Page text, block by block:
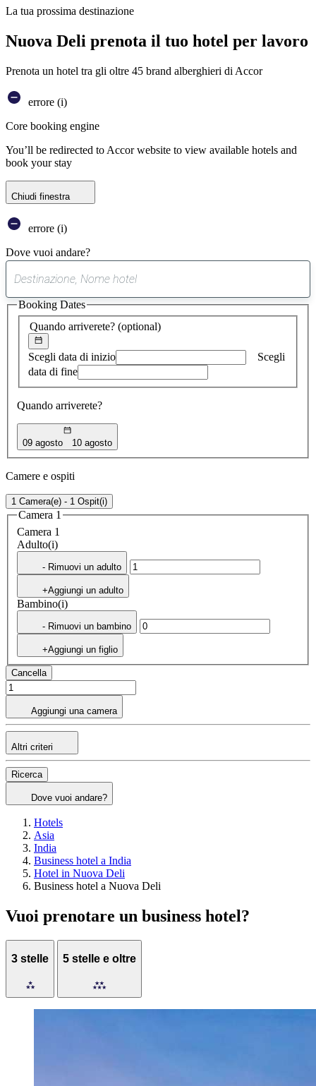
La tua prossima destinazione
Nuova Deli prenota il tuo hotel per lavoro
Prenota un hotel tra gli oltre 45 brand alberghieri di Accor
errore (i)
Core booking engine
You’ll be redirected to Accor website to view available hotels and
book your stay
Chiudi finestra
errore (i)
Dove vuoi andare?
suggerimento
trovato
Quando arriverete? (optional)
Scegli data di inizio
Scegli
data di fine
Quando arriverete?
09 agosto 10 agosto
Booking Dates
Camere e ospiti
1 Camera(e) - 1 Ospit(i)
Camera 1
Camera 1
Adulto(i)
- Rimuovi un adulto
+Aggiungi un adulto
Bambino(i)
- Rimuovi un bambino
+Aggiungi un figlio
Cancella
Aggiungi una camera
Altri criteri
Ricerca
Dove vuoi andare?
Hotels
Asia
India
Business hotel a India
Hotel in Nuova Deli
Business hotel a Nuova Deli
Vuoi prenotare un business hotel?
3 stelle 5 stelle e oltre